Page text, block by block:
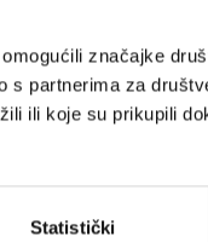
značajke
s partnerima za
ili koje su prikupili
Statistički